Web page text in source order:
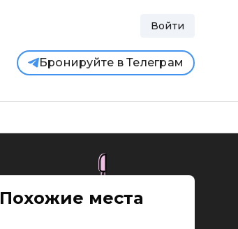
Войти
Бронируйте в Телеграм
Похожие места